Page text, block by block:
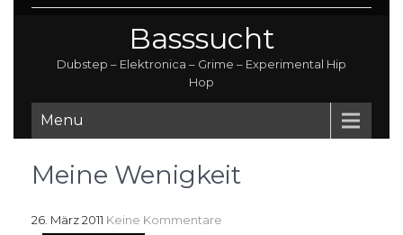
Basssucht
Dubstep – Elektronica – Grime – Experimental Hip
Hop
Menu
Meine Wenigkeit
26. März 2011 Keine Kommentare